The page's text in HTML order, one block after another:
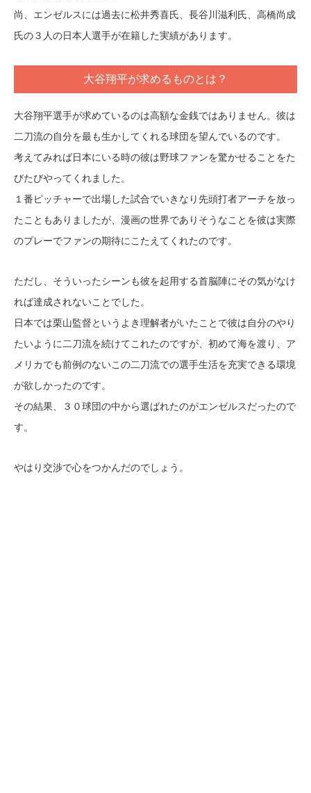
尚、エンゼルスには過去に松井秀喜氏、長谷川滋利氏、高橋尚成
氏の３人の日本人選手が在籍した実績があります。
大谷翔平が求めるものとは？
大谷翔平選手が求めているのは高額な金銭ではありません。彼は
二刀流の自分を最も生かしてくれる球団を望んでいるのです。
考えてみれば日本にいる時の彼は野球ファンを驚かせることをた
びたびやってくれました。
１番ピッチャーで出場した試合でいきなり先頭打者アーチを放っ
たこともありましたが、漫画の世界でありそうなことを彼は実際
のプレーでファンの期待にこたえてくれたのです。
ただし、そういったシーンも彼を起用する首脳陣にその気がなけ
れば達成されないことでした。
日本では栗山監督というよき理解者がいたことで彼は自分のやり
たいように二刀流を続けてこれたのですが、初めて海を渡り、ア
メリカでも前例のないこの二刀流での選手生活を充実できる環境
が欲しかったのです。
その結果、３０球団の中から選ばれたのがエンゼルスだったので
す。
やはり交渉で心をつかんだのでしょう。